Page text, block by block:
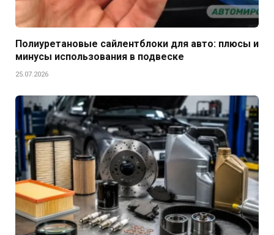
Полиуретановые сайлентблоки для авто: плюсы и
минусы использования в подвеске
25.07.2026